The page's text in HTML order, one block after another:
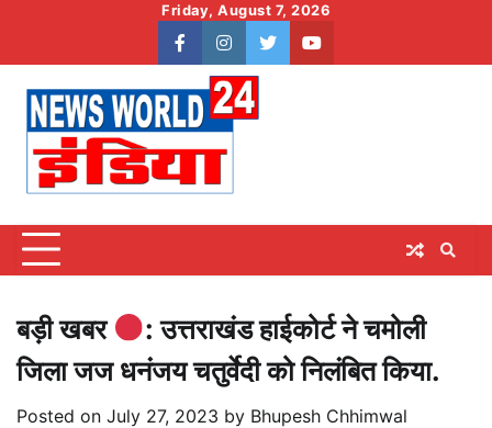
content
Friday, August 7, 2026
facebookinstagram
twitteryoutube
बड़ी खबर
: उत्तराखंड हाईकोर्ट ने चमोली
जिला जज धनंजय चतुर्वेदी को निलंबित किया.
Posted on July 27, 2023 by Bhupesh Chhimwal